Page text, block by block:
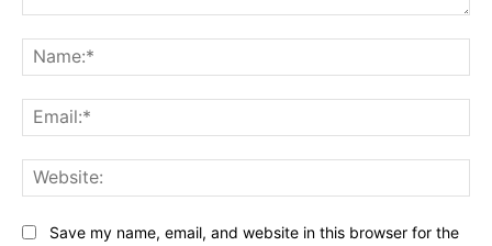
Save my name, email, and website in this browser for the